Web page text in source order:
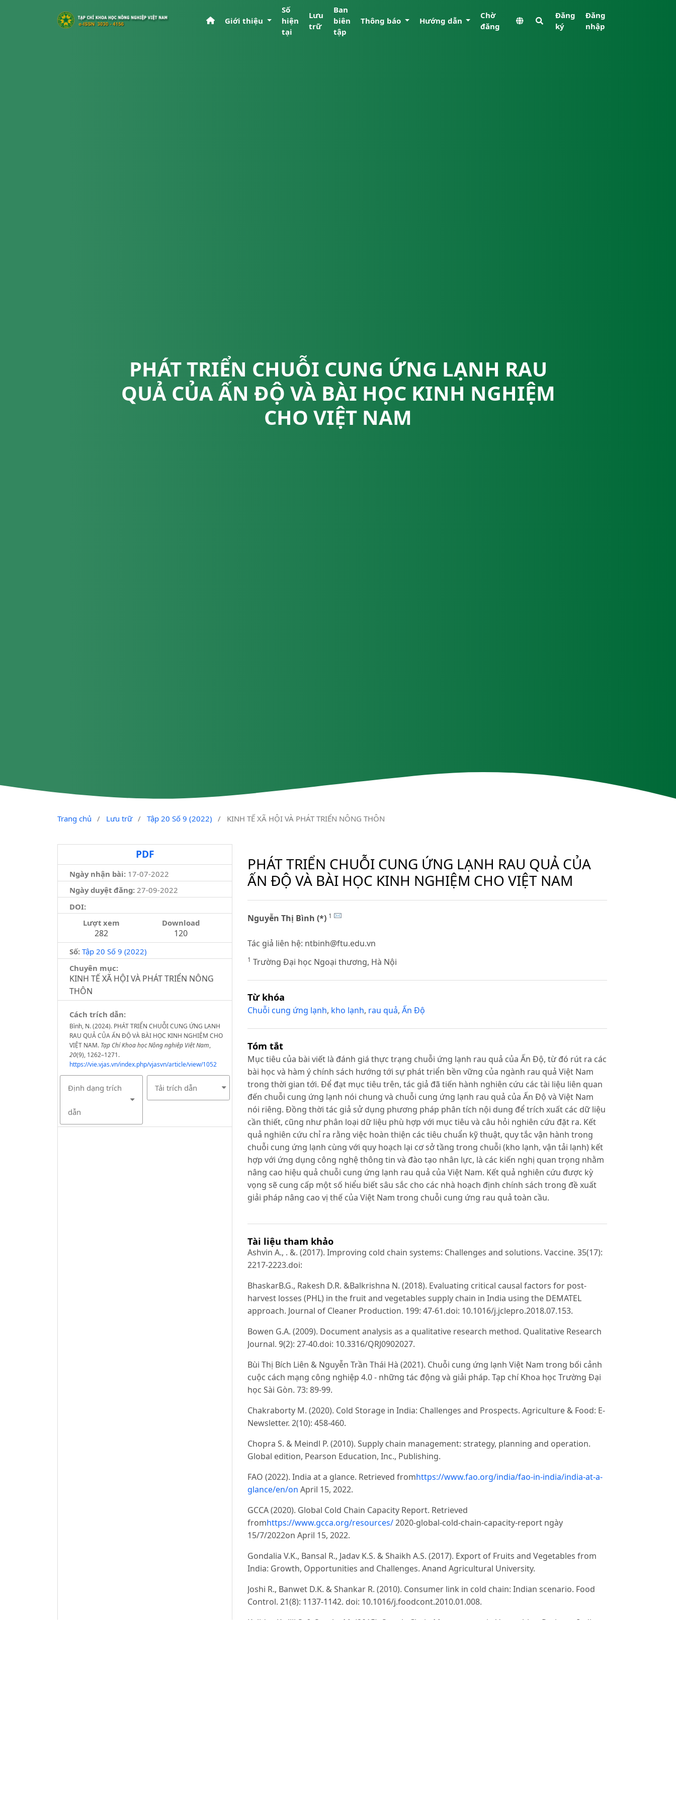
Giới thiệu
Số
hiện
tại
Lưu
trữ
Ban
biên
tập
Thông báo Hướng dẫn
Chờ
đăng
Đăng
ký
Đăng
nhập
PHÁT TRIỂN CHUỖI CUNG ỨNG LẠNH RAU
QUẢ CỦA ẤN ĐỘ VÀ BÀI HỌC KINH NGHIỆM
CHO VIỆT NAM
Trang chủ / Lưu trữ / Tập 20 Số 9 (2022) / KINH TẾ XÃ HỘI VÀ PHÁT TRIỂN NÔNG THÔN
PDF
Ngày nhận bài: 17-07-2022
Ngày duyệt đăng:27-09-2022
DOI:
Lượt xem
282
Download
120
Số: Tập 20 Số 9 (2022)
Chuyên mục:
KINH TẾ XÃ HỘI VÀ PHÁT TRIỂN NÔNG
THÔN
Cách trích dẫn:
Bình, N. (2024). PHÁT TRIỂN CHUỖI CUNG ỨNG LẠNH
RAU QUẢ CỦA ẤN ĐỘ VÀ BÀI HỌC KINH NGHIỆM CHO
VIỆT NAM. Tạp Chí Khoa học Nông nghiệp Việt Nam,
20(9), 1262–1271.
https://vie.vjas.vn/index.php/vjasvn/article/view/1052
Định dạng trích
dẫn
Tải trích dẫn
PHÁT TRIỂN CHUỖI CUNG ỨNG LẠNH RAU QUẢ CỦA
ẤN ĐỘ VÀ BÀI HỌC KINH NGHIỆM CHO VIỆT NAM
Nguyễn Thị Bình (*) 1
Tác giả liên hệ: ntbinh@ftu.edu.vn
1 Trường Đại học Ngoại thương, Hà Nội
Từ khóa
Chuỗi cung ứng lạnh, kho lạnh, rau quả, Ấn Độ
Tóm tắt
Mục tiêu của bài viết là đánh giá thực trạng chuỗi ứng lạnh rau quả của Ấn Độ, từ đó rút ra các
bài học và hàm ý chính sách hướng tới sự phát triển bền vững của ngành rau quả Việt Nam
trong thời gian tới. Để đạt mục tiêu trên, tác giả đã tiến hành nghiên cứu các tài liệu liên quan
đến chuỗi cung ứng lạnh nói chung và chuỗi cung ứng lạnh rau quả của Ấn Độ và Việt Nam
nói riêng. Đồng thời tác giả sử dụng phương pháp phân tích nội dung để trích xuất các dữ liệu
cần thiết, cũng như phân loại dữ liệu phù hợp với mục tiêu và câu hỏi nghiên cứu đặt ra. Kết
quả nghiên cứu chỉ ra rằng việc hoàn thiện các tiêu chuẩn kỹ thuật, quy tắc vận hành trong
chuỗi cung ứng lạnh cùng với quy hoạch lại cơ sở tầng trong chuỗi (kho lạnh, vận tải lạnh) kết
hợp với ứng dụng công nghệ thông tin và đào tạo nhân lực, là các kiến nghị quan trọng nhằm
nâng cao hiệu quả chuỗi cung ứng lạnh rau quả của Việt Nam. Kết quả nghiên cứu được kỳ
vọng sẽ cung cấp một số hiểu biết sâu sắc cho các nhà hoạch định chính sách trong đề xuất
giải pháp nâng cao vị thế của Việt Nam trong chuỗi cung ứng rau quả toàn cầu.
Tài liệu tham khảo
Ashvin A., . &. (2017). Improving cold chain systems: Challenges and solutions. Vaccine. 35(17):
2217-2223.doi:
BhaskarB.G., Rakesh D.R. &Balkrishna N. (2018). Evaluating critical causal factors for post-
harvest losses (PHL) in the fruit and vegetables supply chain in India using the DEMATEL
approach. Journal of Cleaner Production. 199: 47-61.doi: 10.1016/j.jclepro.2018.07.153.
Bowen G.A. (2009). Document analysis as a qualitative research method. Qualitative Research
Journal. 9(2): 27-40.doi: 10.3316/QRJ0902027.
Bùi Thị Bích Liên & Nguyễn Trần Thái Hà (2021). Chuỗi cung ứng lạnh Việt Nam trong bối cảnh
cuộc cách mạng công nghiệp 4.0 - những tác động và giải pháp. Tạp chí Khoa học Trường Đại
học Sài Gòn. 73: 89-99.
Chakraborty M. (2020). Cold Storage in India: Challenges and Prospects. Agriculture & Food: E-
Newsletter. 2(10): 458-460.
Chopra S. & Meindl P. (2010). Supply chain management: strategy, planning and operation.
Global edition, Pearson Education, Inc., Publishing.
FAO (2022). India at a glance. Retrieved fromhttps://www.fao.org/india/fao-in-india/india-at-a-
glance/en/on April 15, 2022.
GCCA (2020). Global Cold Chain Capacity Report. Retrieved
fromhttps://www.gcca.org/resources/2020-global-cold-chain-capacity-report ngày
15/7/2022on April 15, 2022.
Gondalia V.K., Bansal R., Jadav K.S. & Shaikh A.S. (2017). Export of Fruits and Vegetables from
India: Growth, Opportunities and Challenges. Anand Agricultural University.
Joshi R., Banwet D.K. & Shankar R. (2010). Consumer link in cold chain: Indian scenario. Food
Control. 21(8): 1137-1142. doi: 10.1016/j.foodcont.2010.01.008.
Kalidas K., Jiji S. & Sureka M. (2015). Supply Chain Management in Vegetables. Paripex - Indian